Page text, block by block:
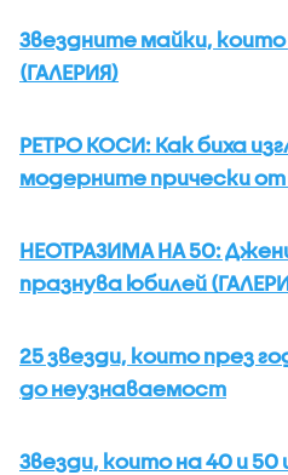
Звездните майки,
(ГАЛЕРИЯ)
РЕТРО КОСИ: Как биха
модерните прически от
НЕОТРАЗИМА НА 50:
празнува юбилей
25 звезди, които през
до неузнаваемост
Звезди, които на 40 и